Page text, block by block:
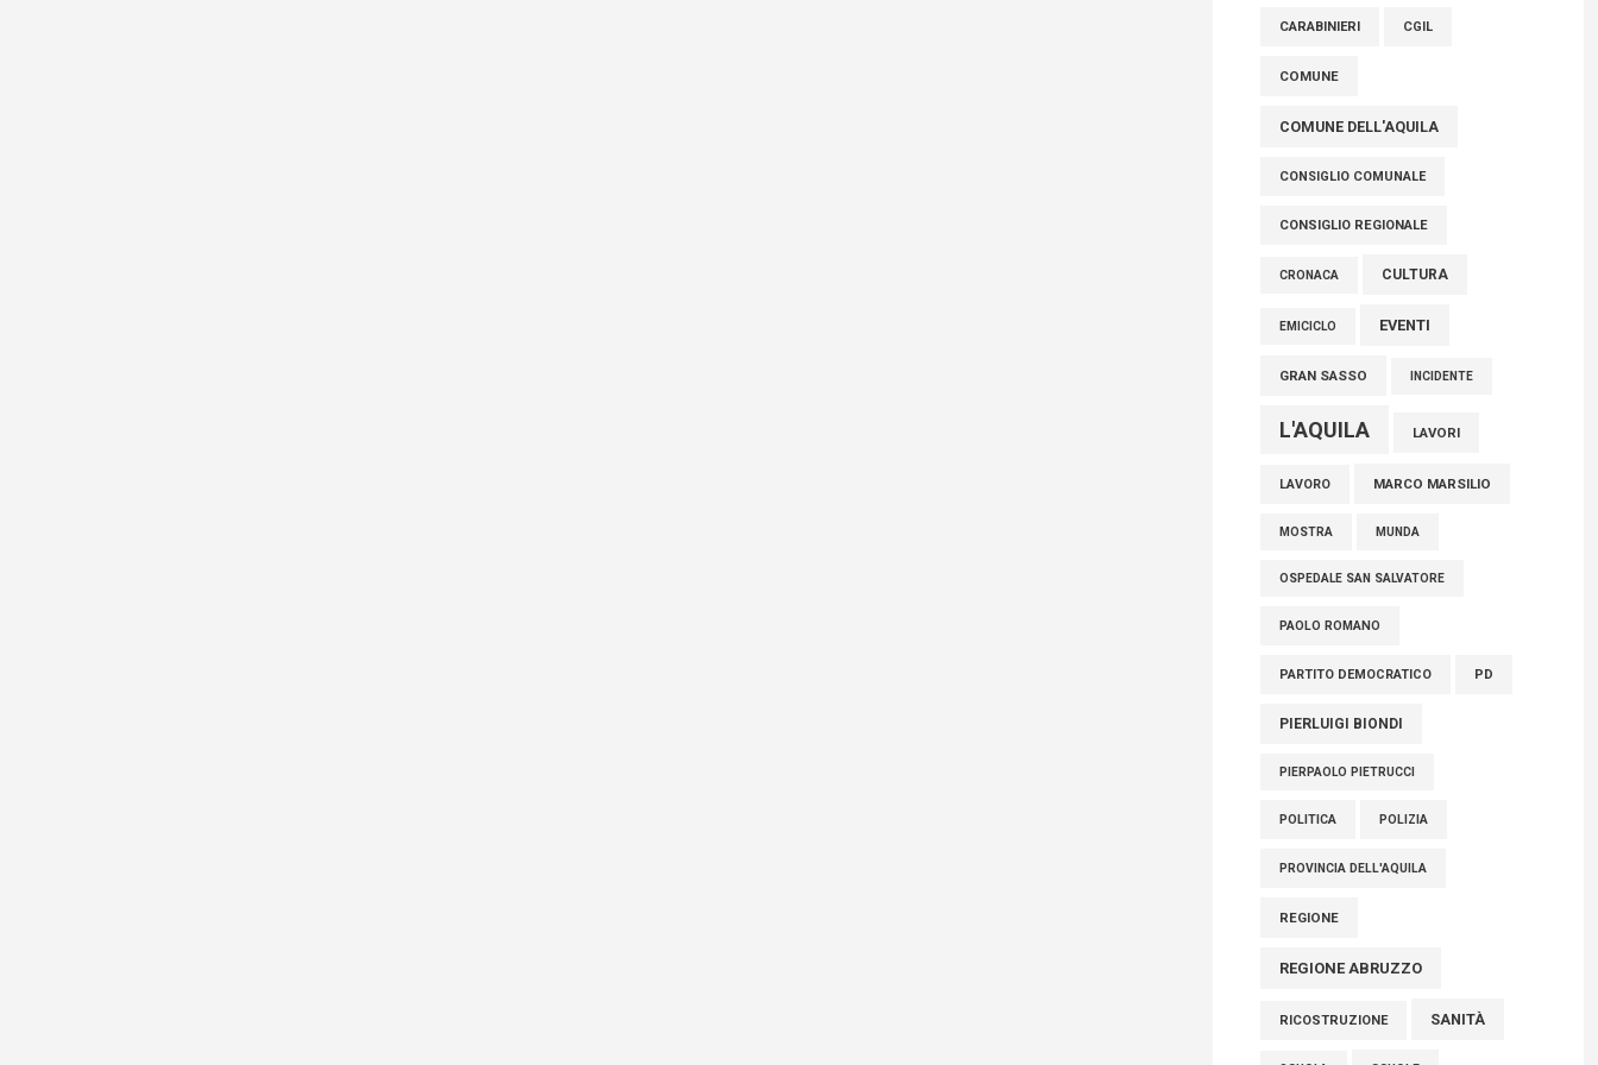
tra cui molti abruzzesi"
06 Agosto 2026
CARABINIERI CGIL
COMUNE
COMUNE DELL'AQUILA
CONSIGLIO COMUNALE
CONSIGLIO REGIONALE
CRONACA CULTURA
EMICICLO EVENTI
GRAN SASSO INCIDENTE
L'AQUILA LAVORI
LAVORO MARCO MARSILIO
MOSTRA MUNDA
OSPEDALE SAN SALVATORE
PAOLO ROMANO
PARTITO DEMOCRATICO PD
PIERLUIGI BIONDI
PIERPAOLO PIETRUCCI
POLITICA POLIZIA
PROVINCIA DELL'AQUILA
REGIONE
REGIONE ABRUZZO
RICOSTRUZIONE SANITÀ